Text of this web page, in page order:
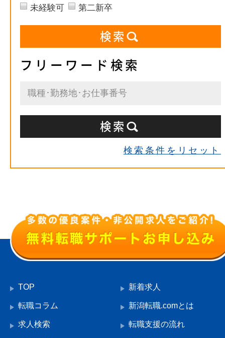
未経験可 第二新卒
フリーワード検索
検索条件をリセット
TOP 新着求人
転職コラム 新潟転職.comとは
求人検索 転職支援の流れ